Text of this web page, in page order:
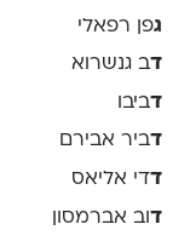
גפן רפאלי
דב גנשרוא
דביבו
דביר אבירם
דדי אליאס
דוב אברמסון